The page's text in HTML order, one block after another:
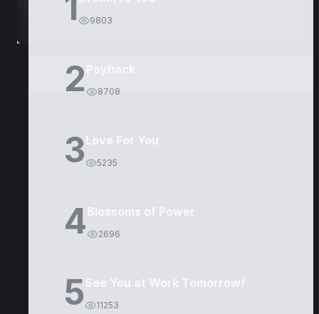
9803
2 8708
3Love For You
5235
4Blossoms of Power
2696
5See You at Work Tomorrow!
11253